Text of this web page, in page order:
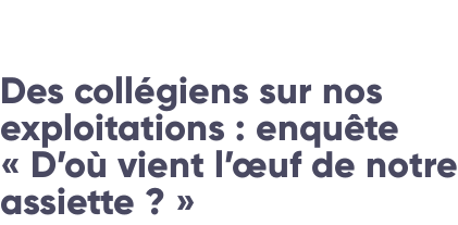
Des collégiens sur nos
exploitations : enquête
« D’où vient l’œuf de notre
assiette ? »